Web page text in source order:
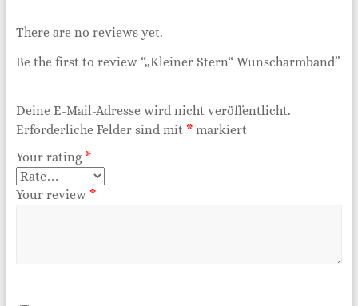
There are no reviews yet.
Be the first to review “„Kleiner Stern“ Wunscharmband”
Deine E-Mail-Adresse wird nicht veröffentlicht.
Erforderliche Felder sind mit *markiert
Your rating *
Your review *